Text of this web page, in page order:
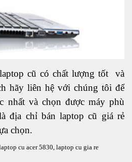
cũ có chất lượng tốt và
hãy liên hệ với chúng tôi để
nhất và chọn được máy phù
địa chỉ bánlaptop cũ giá rẻ
chọn.
cu acer 5830, laptop cu gia re